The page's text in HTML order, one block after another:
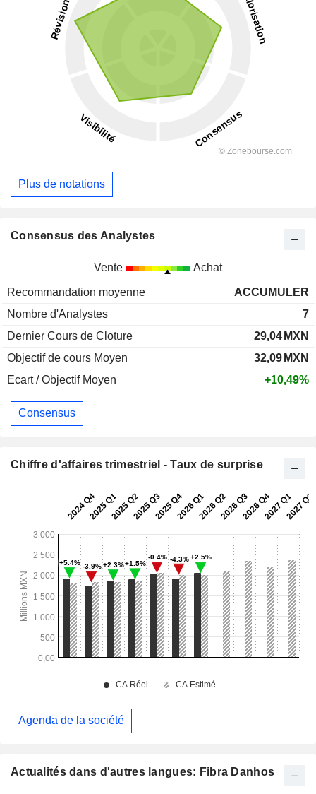
Actualités dans d'autres langues: Fibra Danhos
Plus de notations
Consensus des Analystes
Vente Achat
Recommandation moyenne
ACCUMULER
Nombre d'Analystes
7
Dernier Cours de Cloture
29,04 MXN
Objectif de cours Moyen
32,09 MXN
Ecart / Objectif Moyen
+10,49%
Consensus
Chiffre d'affaires trimestriel - Taux de surprise
Agenda de la société